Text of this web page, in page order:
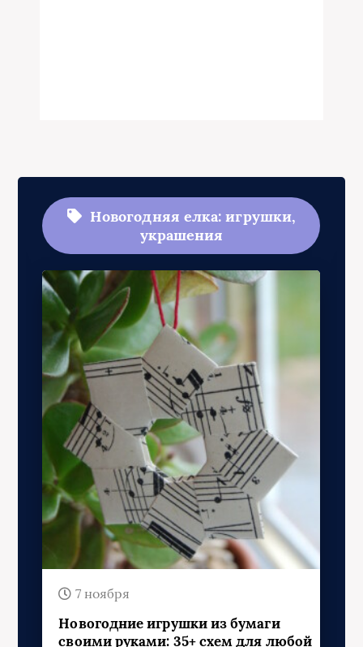
Новогодняя елка: игрушки,
украшения
7 ноября
Новогодние игрушки из бумаги
своими руками: 35+ схем для любой